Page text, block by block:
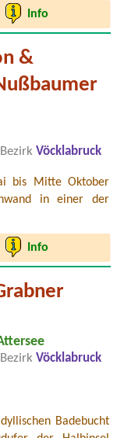
Info
&
Bezirk Vöcklabruck
bis Mitte Oktober
in einer der
Info
Bezirk Vöcklabruck
Badebucht